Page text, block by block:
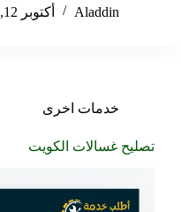
Aladdin
أكتوبر 12, 2024
خدمات اخرى
تصليح غسالات الكويت